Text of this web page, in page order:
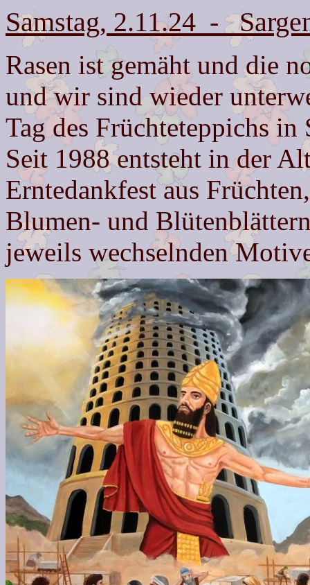
Samstag, 2.11.24 -
Rasen ist gemäht und die
und wir sind wieder
Tag des Früchteteppichs in
Seit 1988 entsteht in der
Erntedankfest aus
Blumen- und
jeweils wechselnden